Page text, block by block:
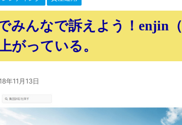
みんなで訴えよう！enjin
がっている。
年11月13日